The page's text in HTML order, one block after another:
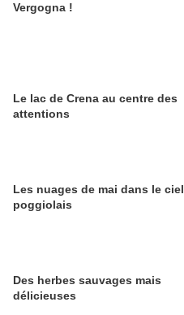
Vergogna !
Le lac de Crena au centre des
attentions
Les nuages de mai dans le ciel
poggiolais
Des herbes sauvages mais
délicieuses